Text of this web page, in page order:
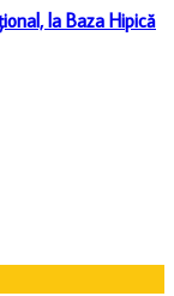
la Baza Hipică